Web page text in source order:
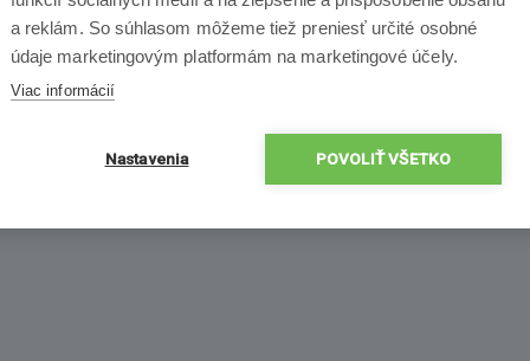
mop z mikrovlákna zotrie počas vysávania aj
a reklám. So súhlasom môžeme tiež preniesť určité osobné
údaje marketingovým platformám na marketingové účely.
Viac informácií
Nastavenia POVOLIŤ VŠETKO